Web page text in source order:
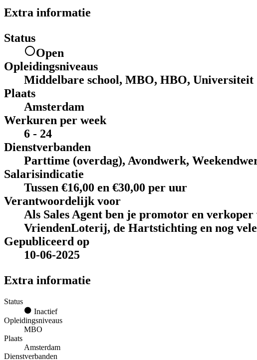
Extra informatie
Status
Open
Opleidingsniveaus
Middelbare school, MBO, HBO, Universiteit
Plaats
Amsterdam
Werkuren per week
6 - 24
Dienstverbanden
Parttime (overdag), Avondwerk,
Salarisindicatie
Tussen €16,00 en €30,00 per uur
Verantwoordelijk voor
Als Sales Agent ben je promotor en
VriendenLoterij, de Hartstichting en nog
Gepubliceerd op
10-06-2025
Extra informatie
Status
Inactief
Opleidingsniveaus
MBO
Plaats
Amsterdam
Dienstverbanden